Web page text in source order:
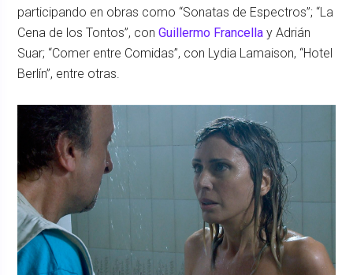
participando en obras como “Sonatas de Espectros”; “La
Cena de los Tontos”, conGuillermo Francella y Adrián
Suar; “Comer entre Comidas”, con Lydia Lamaison, “Hotel
Berlín”, entre otras.